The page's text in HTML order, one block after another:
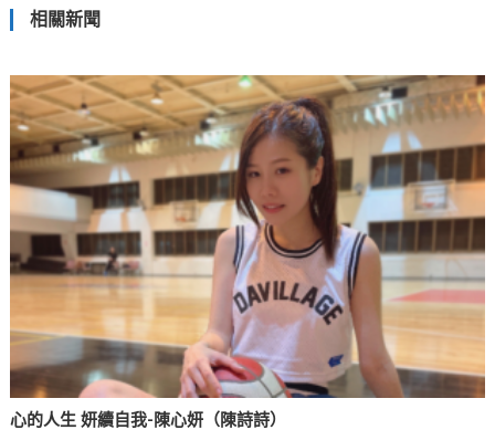
導
覽
相關新聞
心的人生 妍續自我-陳心妍（陳詩詩）